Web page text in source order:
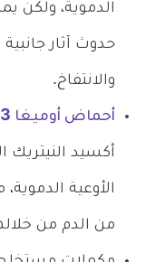
الدموية، ولكن
حدوث آثار
والانتفاخ.
أحماض أوميغا 3 الدهنية
أكسيد النيتريك
الأوعية
من الدم من